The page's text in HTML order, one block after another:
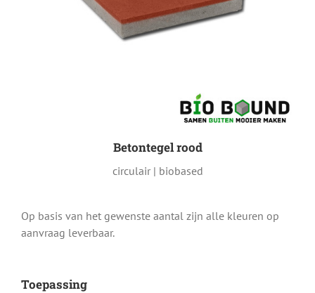
Betontegel rood
circulair | biobased
Op basis van het gewenste aantal zijn alle kleuren op
aanvraag leverbaar.
Toepassing